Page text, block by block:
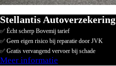
Stellantis Autoverzekering
✅ Écht scherp Bovemij tarief
✅ Geen eigen risico bij reparatie door JVK
✅ Gratis vervangend vervoer bij schade
Meer informatie